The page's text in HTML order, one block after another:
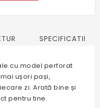
SPECIFICATII
cu model perforat
ușori pași,
zi. Arată bine și
pentru tine.